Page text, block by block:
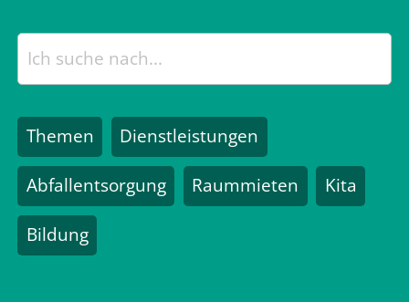
Themen Dienstleistungen
Abfallentsorgung Raummieten Kita
Bildung